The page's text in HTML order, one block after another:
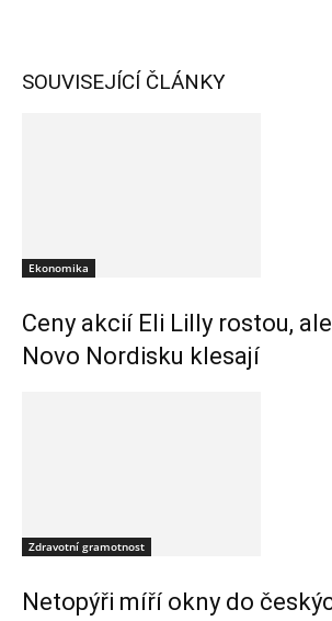
SOUVISEJÍCÍ ČLÁNKY
Ekonomika
Ceny akcií Eli Lilly rostou,
Novo Nordisku klesají
Zdravotní gramotnost
Netopýři míří okny do